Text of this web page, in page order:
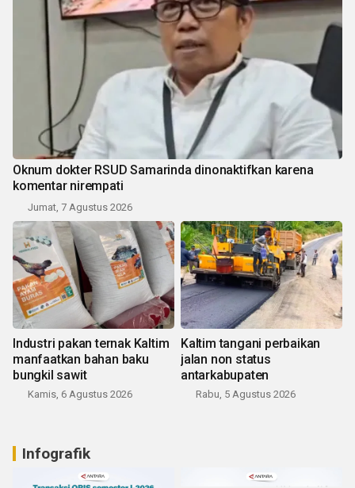
Oknum dokter RSUD Samarinda dinonaktifkan karena
komentar nirempati
Jumat, 7 Agustus 2026
Industri pakan ternak Kaltim
manfaatkan bahan baku
bungkil sawit
Kamis, 6 Agustus 2026
Kaltim tangani perbaikan
jalan non status
antarkabupaten
Rabu, 5 Agustus 2026
Infografik